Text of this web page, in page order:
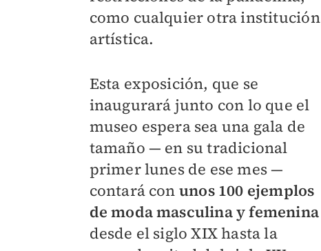
como cualquier otra institución
artística.
Esta exposición, que se
inaugurará junto con lo que el
museo espera sea una gala de
tamaño — en su tradicional
primer lunes de ese mes —
contará con unos 100 ejemplos
de moda masculina y femenina
desde el siglo XIX hasta la